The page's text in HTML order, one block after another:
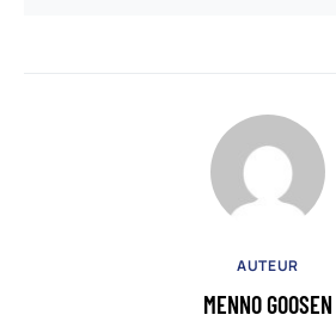
AUTEUR
MENNO GOOSEN